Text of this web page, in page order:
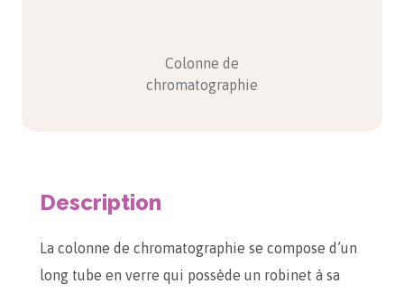
Colonne de
chromatographie
Description
La colonne de chromatographie se compose d’un
long tube en verre qui possède un robinet à sa